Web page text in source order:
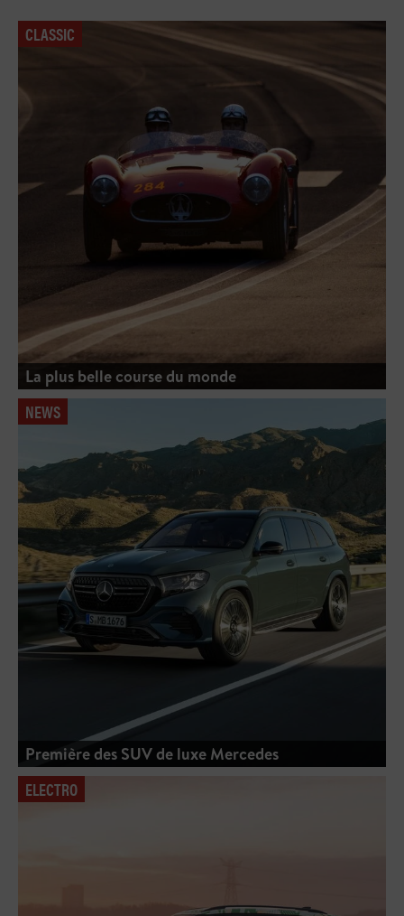
CLASSIC
La plus belle course du monde
NEWS
Première des SUV de luxe Mercedes
ELECTRO